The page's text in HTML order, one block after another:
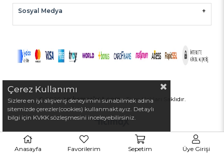
Sosyal Medya
© 2026emksmarket.com- Tüm Hakları Saklıdır.
Çerez Kullanımı
Sizlere en iyi alışveriş deneyimini sunabilmek adına
sitemizde çerezler(cookies) kullanmaktayız. Detaylı
bilgi için KVKK sözleşmesini inceleyebilirsiniz.
Anasayfa Favorilerim Sepetim Üye Girişi